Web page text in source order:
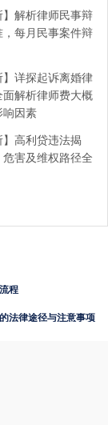
】解析律师民事辩
每月民事案件辩
】详探起诉离婚律
面解析律师费大概
响因素
】高利贷违法揭
害及维权路径全
程
法律途径与注意事项